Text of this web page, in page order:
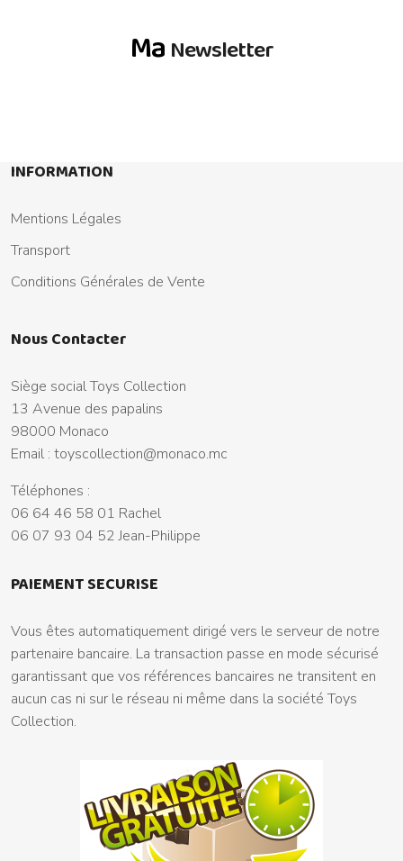
Ma Newsletter
INFORMATION
Mentions Légales
Transport
Conditions Générales de Vente
Nous Contacter
Siège social Toys Collection
13 Avenue des papalins
98000 Monaco
Email : toyscollection@monaco.mc
Téléphones :
06 64 46 58 01 Rachel
06 07 93 04 52 Jean-Philippe
PAIEMENT SECURISE
Vous êtes automatiquement dirigé vers le serveur de notre
partenaire bancaire. La transaction passe en mode sécurisé
garantissant que vos références bancaires ne transitent en
aucun cas ni sur le réseau ni même dans la société Toys
Collection.